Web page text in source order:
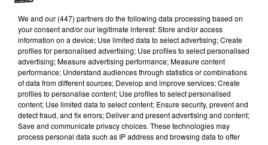
Lecture (1 min 14 sec)
We and our (447) partnersdo the following data processing based on
your consent and/or our legitimate interest: Store and/or access
information on a device; Use limited data to select advertising; Create
profiles for personalised advertising; Use profiles to select personalised
advertising; Measure advertising performance; Measure content
performance; Understand audiences through statistics or combinations
of data from different sources; Develop and improve services; Create
profiles to personalise content; Use profiles to select personalised
content; Use limited data to select content; Ensure security, prevent and
detect fraud, and fix errors; Deliver and present advertising and content;
Save and communicate privacy choices. These technologies may
process personal data such as IP address and browsing data to offer